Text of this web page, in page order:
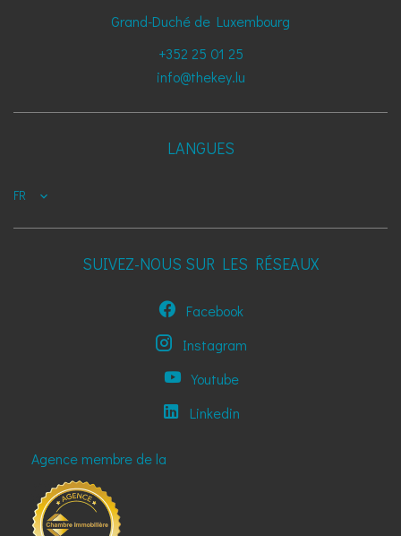
Grand-Duché de Luxembourg
+352 25 01 25
info@thekey.lu
LANGUES
FR
SUIVEZ-NOUS SUR LES RÉSEAUX
Facebook
Instagram
Youtube
Linkedin
Agence membre de la